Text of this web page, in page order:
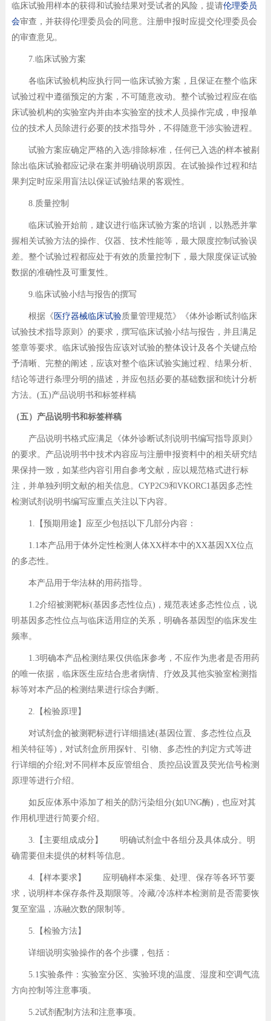
临床试验用样本的获得和试验结果对受试者的风险，提请伦理委员
会审查，并获得伦理委员会的同意。注册申报时应提交伦理委员会
的审查意见。
7.临床试验方案
各临床试验机构应执行同一临床试验方案，且保证在整个临床
试验过程中遵循预定的方案，不可随意改动。整个试验过程应在临
床试验机构的实验室内并由本实验室的技术人员操作完成，申报单
位的技术人员除进行必要的技术指导外，不得随意干涉实验进程。
试验方案应确定严格的入选/排除标准，任何已入选的样本被剔
除出临床试验都应记录在案并明确说明原因。在试验操作过程和结
果判定时应采用盲法以保证试验结果的客观性。
8.质量控制
临床试验开始前，建议进行临床试验方案的培训，以熟悉并掌
握相关试验方法的操作、仪器、技术性能等，最大限度控制试验误
差。整个试验过程都应处于有效的质量控制下，最大限度保证试验
数据的准确性及可重复性。
9.临床试验小结与报告的撰写
根据《 医疗器械临床试验质量管理规范》《体外诊断试剂临床
试验技术指导原则》的要求，撰写临床试验小结与报告，并且满足
签章等要求。临床试验报告应该对试验的整体设计及各个关键点给
予清晰、完整的阐述，应该对整个临床试验实施过程、结果分析、
结论等进行条理分明的描述，并应包括必要的基础数据和统计分析
方法。(五)产品说明书和标签样稿
（五）产品说明书和标签样稿
产品说明书格式应满足《体外诊断试剂说明书编写指导原则》
的要求。产品说明书中技术内容应与注册申报资料中的相关研究结
果保持一致，如某些内容引用自参考文献，应以规范格式进行标
注，并单独列明文献的相关信息。CYP2C9和VKORC1基因多态性
检测试剂说明书编写应重点关注以下内容。
1.【预期用途】应至少包括以下几部分内容：
1.1本产品用于体外定性检测人体XX样本中的XX基因XX位点
的多态性。
本产品用于华法林的用药指导。
1.2介绍被测靶标(基因多态性位点)，规范表述多态性位点，说
明基因多态性位点与临床适用症的关系，明确各基因型的临床发生
频率。
1.3明确本产品检测结果仅供临床参考，不应作为患者是否用药
的唯一依据，临床医生应结合患者病情、疗效及其他实验室检测指
标等对本产品的检测结果进行综合判断。
2.【检验原理】
对试剂盒的被测靶标进行详细描述(基因位置、多态性位点及
相关特征等)，对试剂盒所用探针、引物、多态性的判定方式等进
行详细的介绍;对不同样本反应管组合、质控品设置及荧光信号检测
原理等进行介绍。
如反应体系中添加了相关的防污染组分(如UNG酶)，也应对其
作用机理进行简要介绍。
3.【主要组成成分】 明确试剂盒中各组分及具体成分。明
确需要但未提供的材料等信息。
4.【样本要求】 应明确样本采集、处理、保存等各环节要
求，说明样本保存条件及期限等。冷藏/冷冻样本检测前是否需要恢
复至室温，冻融次数的限制等。
5.【检验方法】
详细说明实验操作的各个步骤，包括：
5.1实验条件：实验室分区、实验环境的温度、湿度和空调气流
方向控制等注意事项。
5.2试剂配制方法和注意事项。